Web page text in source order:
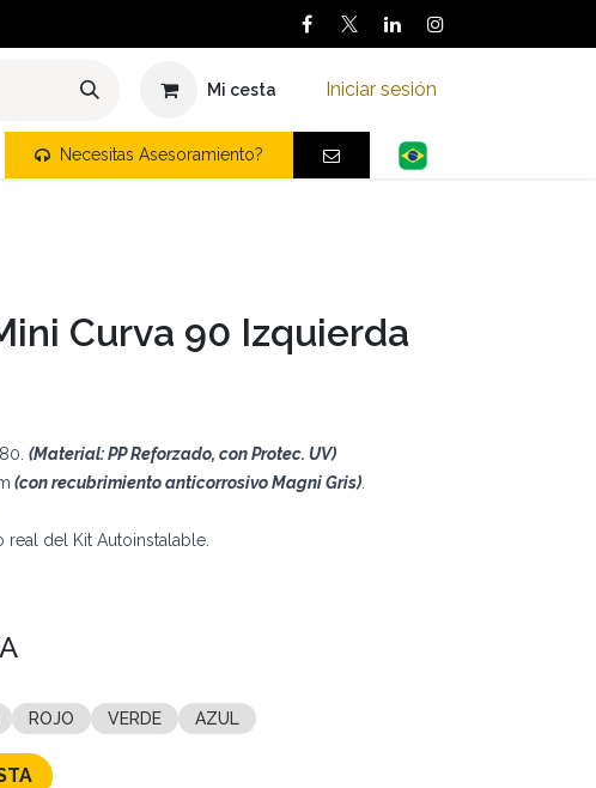
Mi cesta Iniciar sesión
Necesitas Asesoramiento?
Curva 90 Izquierda
(Material: PP Reforzado, con Protec. UV)
(con recubrimiento anticorrosivo Magni Gris)
real del Kit Autoinstalable.
ROJO VERDE AZUL